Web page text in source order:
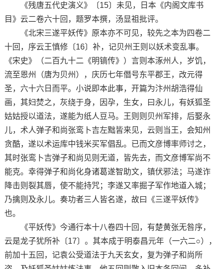
《残唐五代史演义》〔15〕未见，日本《内阁文库书
目》云二卷六十回，题罗本撰，汤显祖批评。
《北宋三遂平妖传》原本亦不可见，较先之本为四卷二
十回，序云王慎修〔16〕补，记贝州王则以妖术变乱事。
《宋史》（二百九十二《明镐传》）言则本涿州人，岁饥，
流至恩州（唐为贝州），庆历七年僭号东平郡王，改元得
圣，六十六日而平。小说即本此事，开篇为汴州胡浩得仙
画，其妇焚之，灰绕于身，因孕，生女，曰永儿，有妖狐圣
姑姑授以道法，遂能为纸人豆马。王则则贝州军排，后娶永
儿，术人弹子和尚张鸾卜吉左黜皆来见，云则当王，会知州
贪酷，遂以术运库中钱米买军倡乱。已而文彦博率师讨之，
其时张鸾卜吉弹子和尚见则无道，皆先去，而文彦博军尚不
能克。幸得弹子和尚化身诸葛遂智助文，镇伏邪法；马遂诈
降击则裂其唇，使不能持咒；李遂又率掘子军作地道入城；
乃擒则及永儿。奏功者三人皆名遂，故曰《三遂平妖传》
也。
《平妖传》今通行本十八卷四十回，有楚黄张无咎序，
云是龙子犹所补〔17〕。其本成于明泰昌元年（一六二○），
前加十五回，记袁公受道法于九天玄女，复为弹子和尚所